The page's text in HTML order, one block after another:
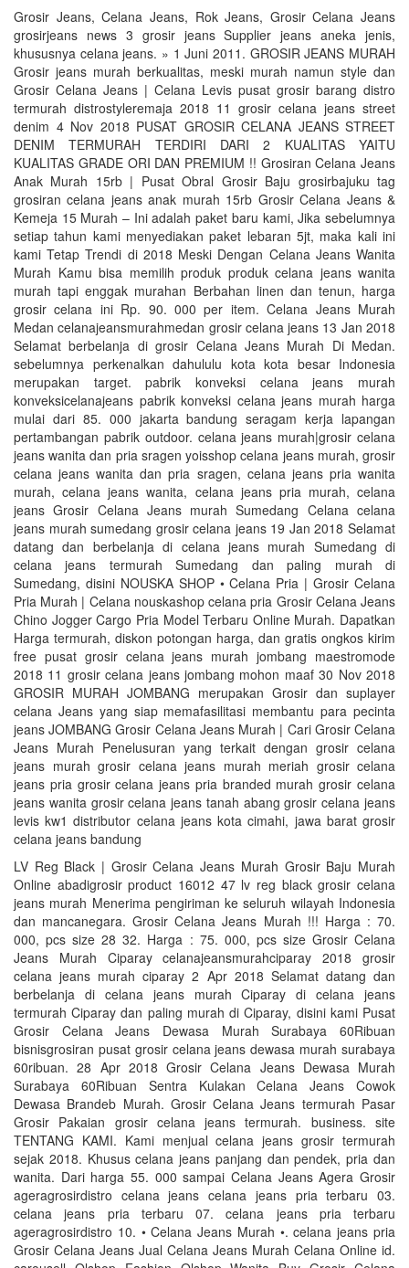
Grosir Jeans, Celana Jeans, Rok Jeans, Grosir Celana Jeans
grosirjeans news 3 grosir jeans Supplier jeans aneka jenis,
khususnya celana jeans. » 1 Juni 2011. GROSIR JEANS MURAH
Grosir jeans murah berkualitas, meski murah namun style dan
Grosir Celana Jeans | Celana Levis pusat grosir barang distro
termurah distrostyleremaja 2018 11 grosir celana jeans street
denim 4 Nov 2018 PUSAT GROSIR CELANA JEANS STREET
DENIM TERMURAH TERDIRI DARI 2 KUALITAS YAITU
KUALITAS GRADE ORI DAN PREMIUM !! Grosiran Celana Jeans
Anak Murah 15rb | Pusat Obral Grosir Baju grosirbajuku tag
grosiran celana jeans anak murah 15rb Grosir Celana Jeans &
Kemeja 15 Murah – Ini adalah paket baru kami, Jika sebelumnya
setiap tahun kami menyediakan paket lebaran 5jt, maka kali ini
kami Tetap Trendi di 2018 Meski Dengan Celana Jeans Wanita
Murah Kamu bisa memilih produk produk celana jeans wanita
murah tapi enggak murahan Berbahan linen dan tenun, harga
grosir celana ini Rp. 90. 000 per item. Celana Jeans Murah
Medan celanajeansmurahmedan grosir celana jeans 13 Jan 2018
Selamat berbelanja di grosir Celana Jeans Murah Di Medan.
sebelumnya perkenalkan dahululu kota kota besar Indonesia
merupakan target. pabrik konveksi celana jeans murah
konveksicelanajeans pabrik konveksi celana jeans murah harga
mulai dari 85. 000 jakarta bandung seragam kerja lapangan
pertambangan pabrik outdoor. celana jeans murah|grosir celana
jeans wanita dan pria sragen yoisshop celana jeans murah, grosir
celana jeans wanita dan pria sragen, celana jeans pria wanita
murah, celana jeans wanita, celana jeans pria murah, celana
jeans Grosir Celana Jeans murah Sumedang Celana celana
jeans murah sumedang grosir celana jeans 19 Jan 2018 Selamat
datang dan berbelanja di celana jeans murah Sumedang di
celana jeans termurah Sumedang dan paling murah di
Sumedang, disini NOUSKA SHOP • Celana Pria | Grosir Celana
Pria Murah | Celana nouskashop celana pria Grosir Celana Jeans
Chino Jogger Cargo Pria Model Terbaru Online Murah. Dapatkan
Harga termurah, diskon potongan harga, dan gratis ongkos kirim
free pusat grosir celana jeans murah jombang maestromode
2018 11 grosir celana jeans jombang mohon maaf 30 Nov 2018
GROSIR MURAH JOMBANG merupakan Grosir dan suplayer
celana Jeans yang siap memafasilitasi membantu para pecinta
jeans JOMBANG Grosir Celana Jeans Murah | Cari Grosir Celana
Jeans Murah‎ Penelusuran yang terkait dengan grosir celana
jeans murah grosir celana jeans murah meriah grosir celana
jeans pria grosir celana jeans pria branded murah grosir celana
jeans wanita grosir celana jeans tanah abang grosir celana jeans
levis kw1 distributor celana jeans kota cimahi, jawa barat grosir
celana jeans bandung
LV Reg Black | Grosir Celana Jeans Murah Grosir Baju Murah
Online abadigrosir product 16012 47 lv reg black grosir celana
jeans murah Menerima pengiriman ke seluruh wilayah Indonesia
dan mancanegara. Grosir Celana Jeans Murah !!! Harga : 70.
000, pcs size 28 32. Harga : 75. 000, pcs size Grosir Celana
Jeans Murah Ciparay celanajeansmurahciparay 2018 grosir
celana jeans murah ciparay 2 Apr 2018 Selamat datang dan
berbelanja di celana jeans murah Ciparay di celana jeans
termurah Ciparay dan paling murah di Ciparay, disini kami Pusat
Grosir Celana Jeans Dewasa Murah Surabaya 60Ribuan
bisnisgrosiran pusat grosir celana jeans dewasa murah surabaya
60ribuan. 28 Apr 2018 Grosir Celana Jeans Dewasa Murah
Surabaya 60Ribuan Sentra Kulakan Celana Jeans Cowok
Dewasa Brandeb Murah. Grosir Celana Jeans termurah Pasar
Grosir Pakaian grosir celana jeans termurah. business. site
TENTANG KAMI. Kami menjual celana jeans grosir termurah
sejak 2018. Khusus celana jeans panjang dan pendek, pria dan
wanita. Dari harga 55. 000 sampai Celana Jeans Agera Grosir
ageragrosirdistro celana jeans celana jeans pria terbaru 03.
celana jeans pria terbaru 07. celana jeans pria terbaru
ageragrosirdistro 10. • Celana Jeans Murah •. celana jeans pria
Grosir Celana Jeans Jual Celana Jeans Murah Celana Online id.